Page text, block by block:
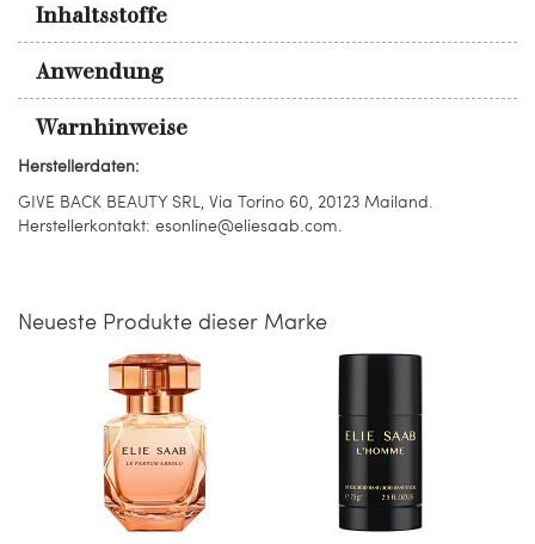
Inhaltsstoffe
Anwendung
Warnhinweise
Herstellerdaten:
GIVE BACK BEAUTY SRL, Via Torino 60, 20123 Mailand.
Herstellerkontakt: esonline@eliesaab.com.
Neueste Produkte dieser Marke